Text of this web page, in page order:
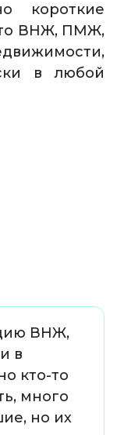
короткие
ВНЖ, ПМЖ,
в любой
ВНЖ,
в
кто-то
много
но их